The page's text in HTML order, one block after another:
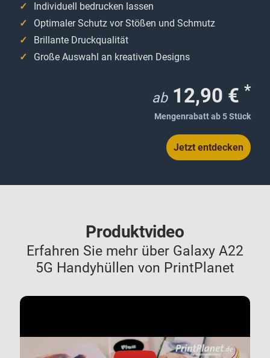
Individuell bedrucken lassen
Optimaler Schutz vor Stößen und Schmutz
Brillante Druckqualität
Große Auswahl an kreativen Designs
ab 12,90 € *
Mengenrabatt ab 5 Stück
Jetzt entdecken
Produktvideo
Erfahren Sie mehr über Galaxy A22
5G Handyhüllen von PrintPlanet